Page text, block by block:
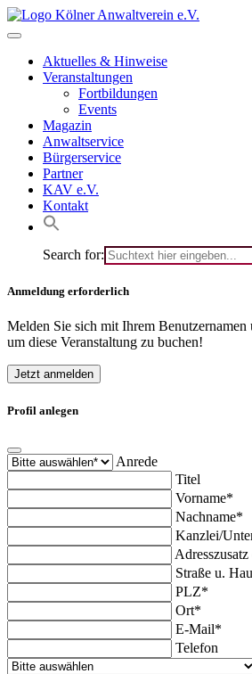
Skip
to
Aktuelles & Hinweise
Veranstaltungen
Fortbildungen
Events
Magazin
Anwaltservice
Bürgerservice
Partner
KAV e.V.
Kontakt
Search for:
Anmeldung erforderlich
Melden Sie sich mit Ihrem Benutzernamen
um diese Veranstaltung zu buchen!
Jetzt anmelden
Profil anlegen
Anrede
Titel
Vorname*
Nachname*
Kanzlei/
Adresszusatz
Straße u.
PLZ*
Ort*
E-Mail*
Telefon